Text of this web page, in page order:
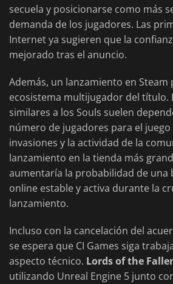
secuela y posicionarse como más
demanda de los jugadores. Las
Internet ya sugieren que la
mejorado tras el anuncio.
Además, un lanzamiento en
ecosistema multijugador del título.
similares a los Souls suelen
número de jugadores para el
invasiones y la actividad de la
lanzamiento en la tienda más
aumentaría la probabilidad de una
online estable y activa durante la
lanzamiento.
Incluso con la cancelación del
se espera que CI Games siga
aspecto técnico. Lords of the
utilizando Unreal Engine 5 junto